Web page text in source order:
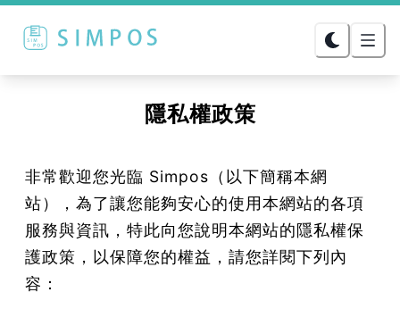
隱私權政策
非常歡迎您光臨 Simpos（以下簡稱本網
站），為了讓您能夠安心的使用本網站的各項
服務與資訊，特此向您說明本網站的隱私權保
護政策，以保障您的權益，請您詳閱下列內
容：